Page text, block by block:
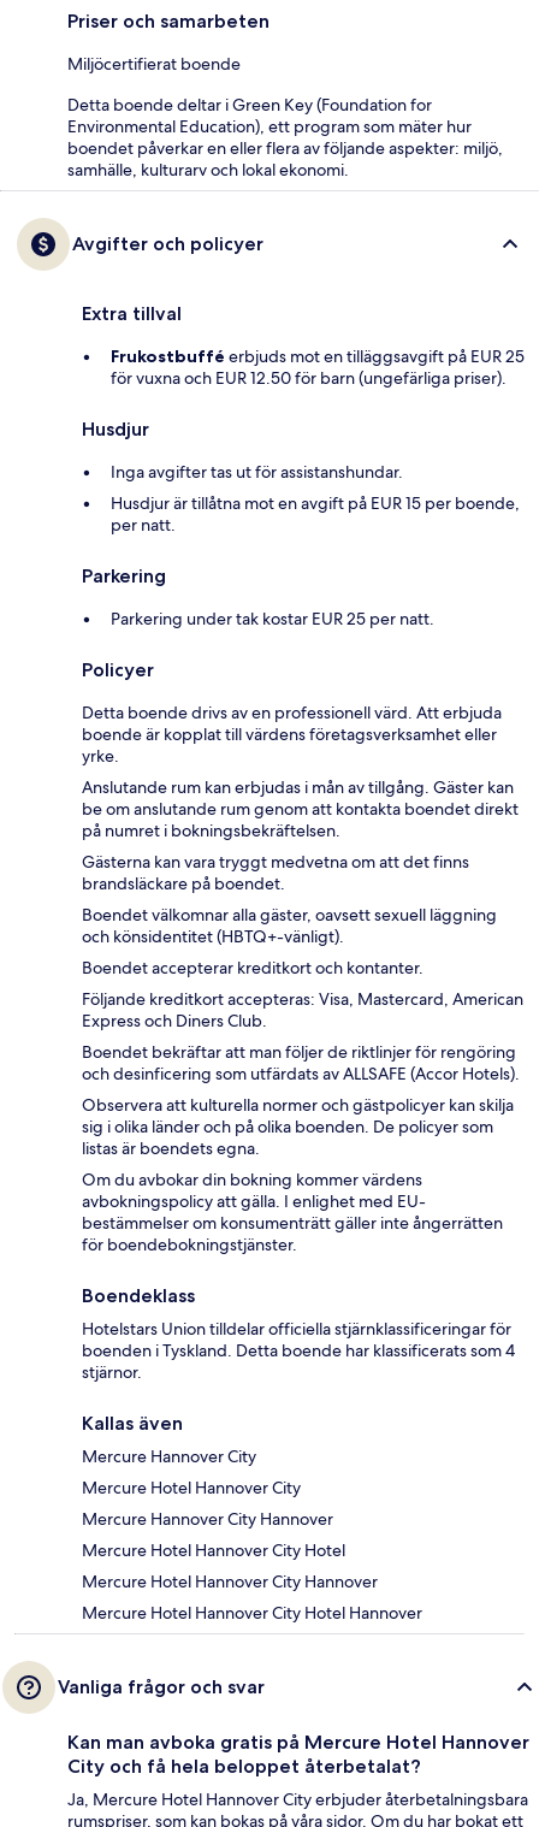
Priser och samarbeten
Miljöcertifierat boende
Detta boende deltar i Green Key (Foundation for
Environmental Education), ett program som mäter hur
boendet påverkar en eller flera av följande aspekter: miljö,
samhälle, kulturarv och lokal ekonomi.
Avgifter och policyer
Extra tillval
Frukostbuffé erbjuds mot en tilläggsavgift på EUR 25
för vuxna och EUR 12.50 för barn (ungefärliga priser).
Husdjur
Inga avgifter tas ut för assistanshundar.
Husdjur är tillåtna mot en avgift på EUR 15 per boende,
per natt.
Parkering
Parkering under tak kostar EUR 25 per natt.
Policyer
Detta boende drivs av en professionell värd. Att erbjuda
boende är kopplat till värdens företagsverksamhet eller
yrke.
Anslutande rum kan erbjudas i mån av tillgång. Gäster kan
be om anslutande rum genom att kontakta boendet direkt
på numret i bokningsbekräftelsen.
Gästerna kan vara tryggt medvetna om att det finns
brandsläckare på boendet.
Boendet välkomnar alla gäster, oavsett sexuell läggning
och könsidentitet (HBTQ+-vänligt).
Boendet accepterar kreditkort och kontanter.
Följande kreditkort accepteras: Visa, Mastercard, American
Express och Diners Club.
Boendet bekräftar att man följer de riktlinjer för rengöring
och desinficering som utfärdats av ALLSAFE (Accor Hotels).
Observera att kulturella normer och gästpolicyer kan skilja
sig i olika länder och på olika boenden. De policyer som
listas är boendets egna.
Om du avbokar din bokning kommer värdens
avbokningspolicy att gälla. I enlighet med EU-
bestämmelser om konsumenträtt gäller inte ångerrätten
för boendebokningstjänster.
Boendeklass
Hotelstars Union tilldelar officiella stjärnklassificeringar för
boenden i Tyskland. Detta boende har klassificerats som 4
stjärnor.
Kallas även
Mercure Hannover City
Mercure Hotel Hannover City
Mercure Hannover City Hannover
Mercure Hotel Hannover City Hotel
Mercure Hotel Hannover City Hannover
Mercure Hotel Hannover City Hotel Hannover
Vanliga frågor och svar
Kan man avboka gratis på Mercure Hotel Hannover
City och få hela beloppet återbetalat?
Ja, Mercure Hotel Hannover City erbjuder återbetalningsbara
rumspriser, som kan bokas på våra sidor. Om du har bokat ett